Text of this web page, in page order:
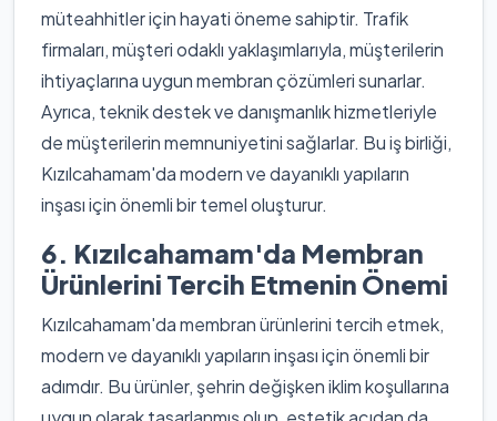
müteahhitler için hayati öneme sahiptir. Trafik
firmaları, müşteri odaklı yaklaşımlarıyla, müşterilerin
ihtiyaçlarına uygun membran çözümleri sunarlar.
Ayrıca, teknik destek ve danışmanlık hizmetleriyle
de müşterilerin memnuniyetini sağlarlar. Bu iş birliği,
Kızılcahamam'da modern ve dayanıklı yapıların
inşası için önemli bir temel oluşturur.
6. Kızılcahamam'da Membran
Ürünlerini Tercih Etmenin Önemi
Kızılcahamam'da membran ürünlerini tercih etmek,
modern ve dayanıklı yapıların inşası için önemli bir
adımdır. Bu ürünler, şehrin değişken iklim koşullarına